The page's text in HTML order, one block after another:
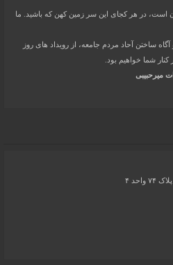
است، در هر کجای این سر زمین کهن که باشید. ما
ساختن آحاد مردم جامعه، از رویداد های روز
شما خواهیم بود.
میرحبیبی
۴